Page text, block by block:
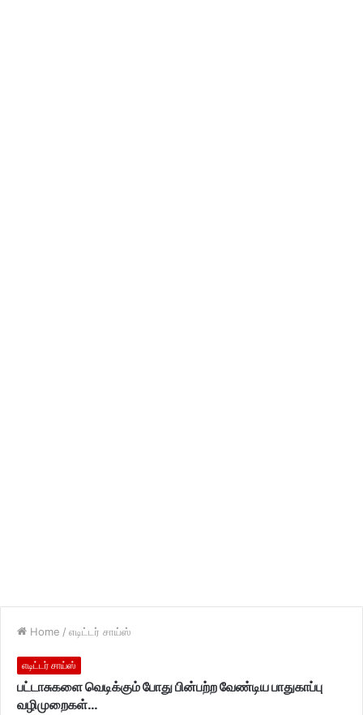
Home / எடிட்டர் சாய்ஸ்
எடிட்டர் சாய்ஸ்
பட்டாசுகளை வெடிக்கும் போது பின்பற்ற வேண்டிய பாதுகாப்பு
வழிமுறைகள்…